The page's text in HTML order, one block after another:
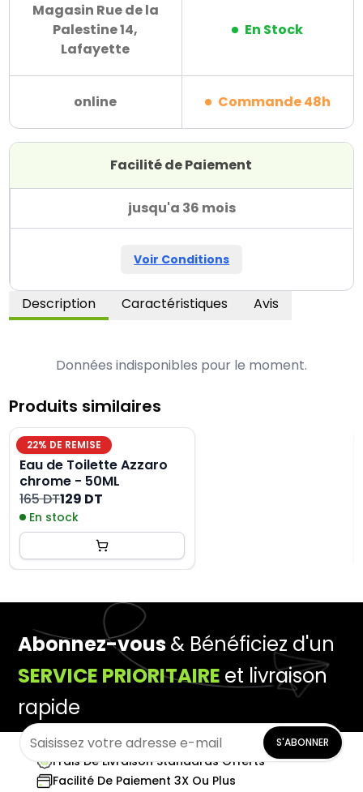
Magasin Rue de la
Palestine 14,
Lafayette
En Stock
online Commande 48h
Facilité de Paiement
jusqu'a 36 mois
Voir Conditions
Description Caractéristiques Avis
Données indisponibles pour le moment.
Produits similaires
22% DE REMISE
Eau de Toilette Azzaro
chrome - 50ML
165 DT129 DT
En stock
Abonnez-vous& Bénéficiez d'un
SERVICE PRIORITAIRE et livraison
rapide
S'ABONNER
Frais De Livraison Standards Offerts
Facilité De Paiement 3X Ou Plus